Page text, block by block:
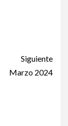
Siguiente
Marzo 2024